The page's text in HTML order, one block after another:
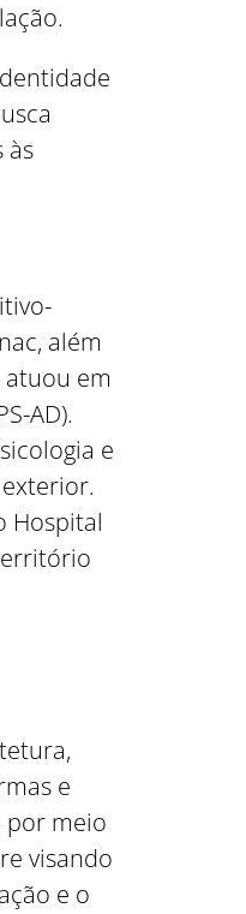
às
além
em
AD).
e
Hospital
e
por meio
visando
e o